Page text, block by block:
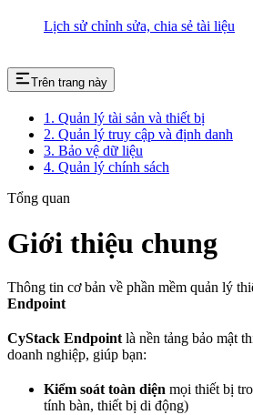
Lịch sử chỉnh sửa, chia sẻ tài liệu
Trên trang này
1. Quản lý tài sản và thiết bị
2. Quản lý truy cập và định danh
3. Bảo vệ dữ liệu
4. Quản lý chính sách
Tổng quan
Giới thiệu chung
Thông tin cơ bản về phần mềm quản lý
Endpoint
CyStack Endpoint là nền tảng bảo mật
doanh nghiệp, giúp bạn:
Kiểm soát toàn diện mọi thiết bị
tính bàn, thiết bị di động)